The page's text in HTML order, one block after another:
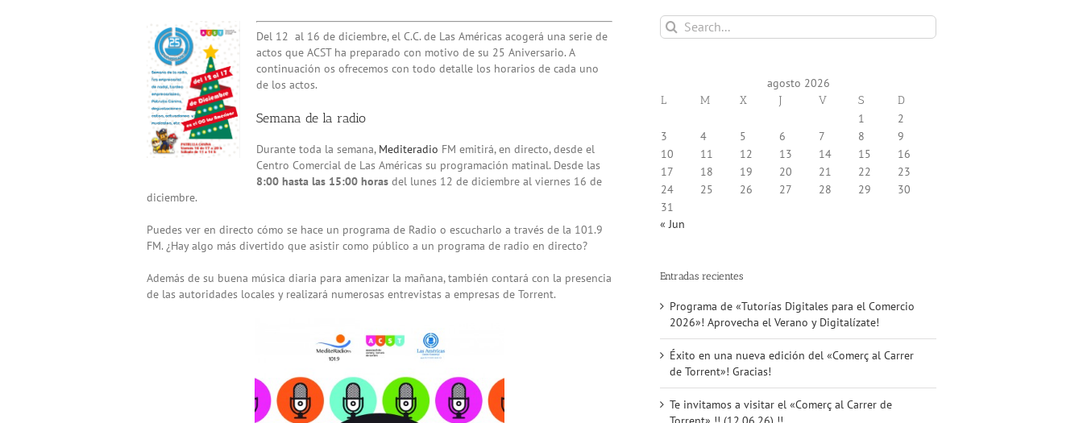
View
Larger
Image
Del 12 al 16 de diciembre, el C.C. de Las Américas acogerá una serie de
actos que ACST ha preparado con motivo de su 25 Aniversario. A
continuación os ofrecemos con todo detalle los horarios de cada uno
de los actos.
Semana de la radio
Durante toda la semana, Mediteradio FM emitirá, en directo, desde el
Centro Comercial de Las Américas su programación matinal. Desde las
8:00 hasta las 15:00 horasdel lunes 12 de diciembre al viernes 16 de
diciembre.
Puedes ver en directo cómo se hace un programa de Radio o escucharlo a través de la 101.9
FM. ¿Hay algo más divertido que asistir como público a un programa de radio en directo?
Además de su buena música diaria para amenizar la mañana, también contará con la presencia
de las autoridades locales y realizará numerosas entrevistas a empresas de Torrent.
Search
for:
agosto 2026
L M X J V S D
1
2
3
4 5 6 7 8
9
10
11 12 13 14 15
16
17
18 19 20 21 22
23
24
25 26 27 28 29
30
31
« Jun
Entradas recientes
Programa de «Tutorías Digitales para el Comercio
2026»! Aprovecha el Verano y Digitalízate!
Éxito en una nueva edición del «Comerç al Carrer
de Torrent»! Gracias!
Te invitamos a visitar el «Comerç al Carrer de